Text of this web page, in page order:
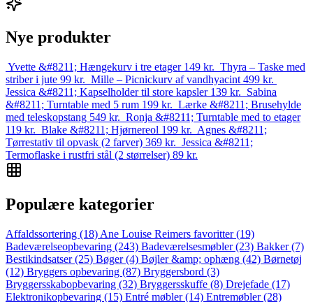
Nye produkter
Yvette &#8211; Hængekurv i tre etager 149 kr. Thyra – Taske med
striber i jute 99 kr. Mille – Picnickurv af vandhyacint 499 kr.
Jessica &#8211; Kapselholder til store kapsler 139 kr. Sabina
&#8211; Turntable med 5 rum 199 kr. Lærke &#8211; Brusehylde
med teleskopstang 549 kr. Ronja &#8211; Turntable med to etager
119 kr. Blake &#8211; Hjørnereol 199 kr. Agnes &#8211;
Tørrestativ til opvask (2 farver) 369 kr. Jessica &#8211;
Termoflaske i rustfri stål (2 størrelser) 89 kr.
Populære kategorier
Affaldssortering (18) Ane Louise Reimers favoritter(19)
Badeværelseopbevaring (243) Badeværelsesmøbler(23) Bakker(7)
Bestikindsatser(25) Bøger(4) Bøjler &amp; ophæng (42) Børnetøj
(12) Bryggers opbevaring (87) Bryggersbord (3)
Bryggersskabopbevaring (32) Bryggersskuffe (8) Drejefade (17)
Elektronikopbevaring (15) Entré møbler(14) Entremøbler(28)